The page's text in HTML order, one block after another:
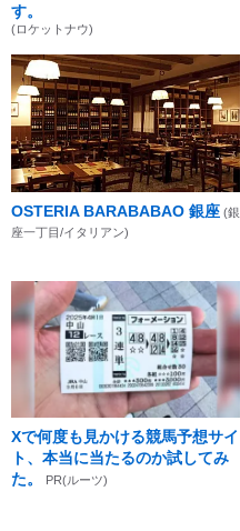
す。
(ロケットナウ)
OSTERIA BARABABAO 銀座 (銀
座一丁目/イタリアン)
Xで何度も見かける競馬予想サイ
ト、本当に当たるのか試してみ
た。
PR(ルーツ)